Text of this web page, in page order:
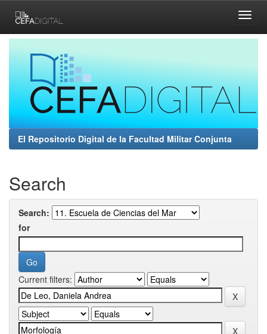
navigation
El Repositorio Digital de la Facultad Militar Conjunta
Search
Search:
for
Current filters: